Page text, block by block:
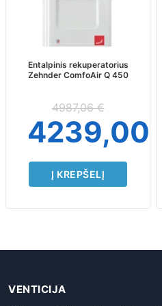
Entalpinis rekuperatorius
Zehnder ComfoAir Q 450
4987,06€
4239,00
Į KREPŠELĮ
VENTICIJA